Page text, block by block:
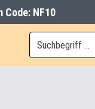
NF10